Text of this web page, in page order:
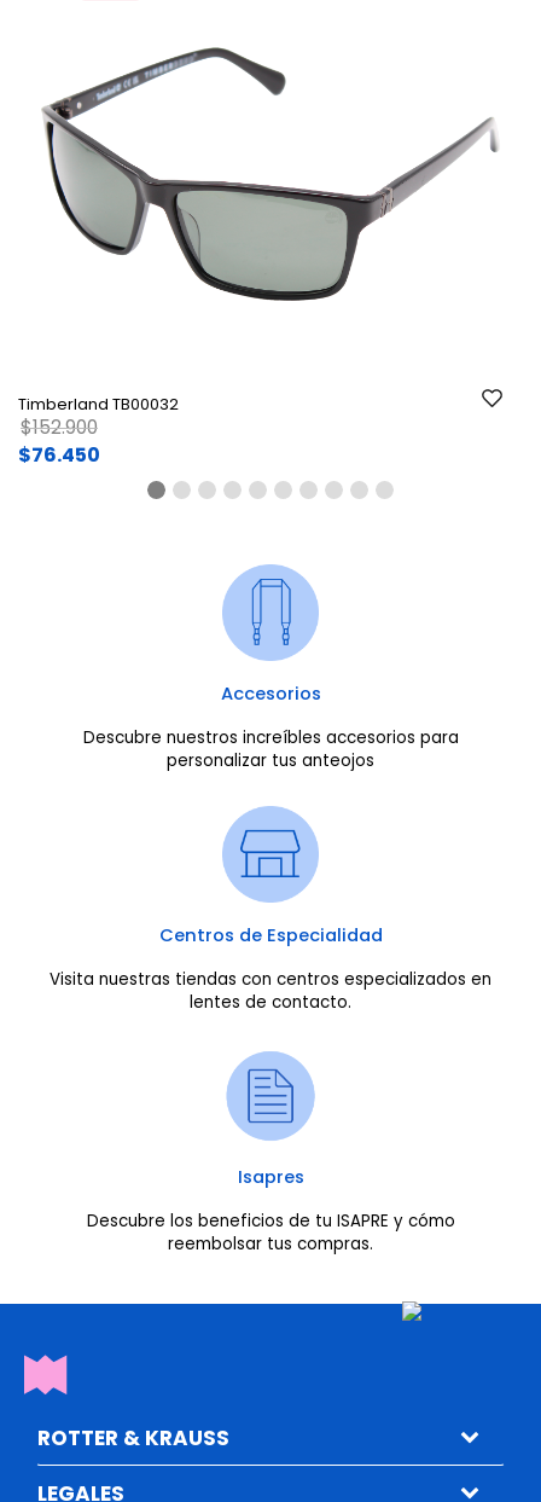
Timberland TB00032
Price reduced from
$152.900to
$76.450
Accesorios
Descubre nuestros increíbles accesorios para
personalizar tus anteojos
Centros de Especialidad
Visita nuestras tiendas con centros especializados en
lentes de contacto.
Isapres
Descubre los beneficios de tu ISAPRE y cómo
reembolsar tus compras.
ROTTER & KRAUSS
LEGALES